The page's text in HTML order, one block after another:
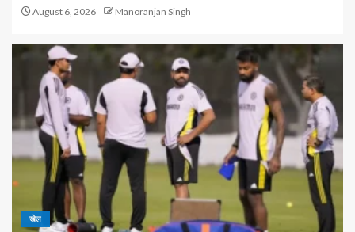
August 6, 2026 Manoranjan Singh
खेल